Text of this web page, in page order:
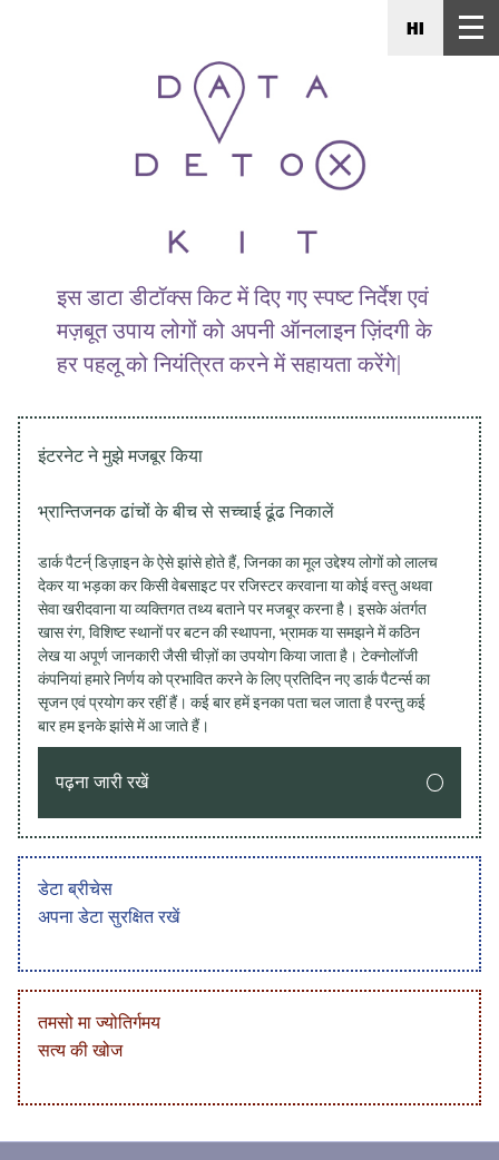
HI
इस डाटा डीटॉक्स किट में दिए गए स्पष्ट निर्देश एवं
मज़बूत उपाय लोगों को अपनी ऑनलाइन ज़िंदगी के
हर पहलू को नियंत्रित करने में सहायता करेंगे|
इंटरनेट ने मुझे मजबूर किया
भ्रान्तिजनक ढांचों के बीच से सच्चाई ढूंढ निकालें
डार्क पैटर्न् डिज़ाइन के ऐसे झांसे होते हैं, जिनका का मूल उद्देश्य लोगों को लालच
देकर या भड़का कर किसी वेबसाइट पर रजिस्टर करवाना या कोई वस्तु अथवा
सेवा खरीदवाना या व्यक्तिगत तथ्य बताने पर मजबूर करना है। इसके अंतर्गत
खास रंग, विशिष्ट स्थानों पर बटन की स्थापना, भ्रामक या समझने में कठिन
लेख या अपूर्ण जानकारी जैसी चीज़ों का उपयोग किया जाता है। टेक्नोलॉजी
कंपनियां हमारे निर्णय को प्रभावित करने के लिए प्रतिदिन नए डार्क पैटर्न्स का
सृजन एवं प्रयोग कर रहीं हैं। कई बार हमें इनका पता चल जाता है परन्तु कई
बार हम इनके झांसे में आ जाते हैं।
पढ़ना जारी रखें
डेटा ब्रीचेस
अपना डेटा सुरक्षित रखें
तमसो मा ज्योतिर्गमय
सत्य की खोज